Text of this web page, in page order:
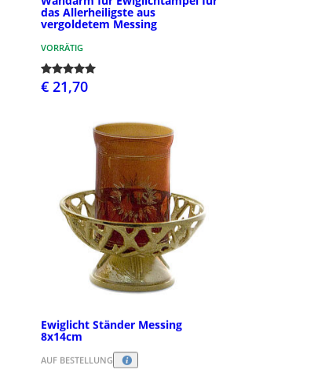
das Allerheiligste aus
vergoldetem Messing
VORRÄTIG
€ 21,70
Ewiglicht Ständer Messing
8x14cm
AUF BESTELLUNG